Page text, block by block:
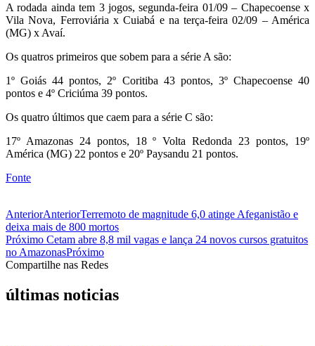
A rodada ainda tem 3 jogos, segunda-feira 01/09 – Chapecoense x
Vila Nova, Ferroviária x Cuiabá e na terça-feira 02/09 – América
(MG) x Avaí.
Os quatros primeiros que sobem para a série A são:
1º Goiás 44 pontos, 2º Coritiba 43 pontos, 3º Chapecoense 40
pontos e 4º Criciúma 39 pontos.
Os quatro últimos que caem para a série C são:
17º Amazonas 24 pontos, 18 º Volta Redonda 23 pontos, 19º
América (MG) 22 pontos e 20º Paysandu 21 pontos.
Fonte
AnteriorAnteriorTerremoto de magnitude 6,0 atinge Afeganistão e
deixa mais de 800 mortos
Próximo Cetam abre 8,8 mil vagas e lança 24 novos cursos gratuitos
no AmazonasPróximo
Compartilhe nas Redes
últimas noticias